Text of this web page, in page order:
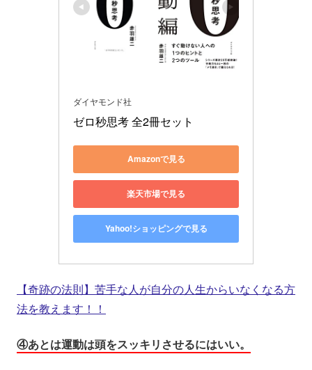
ダイヤモンド社
ゼロ秒思考 全2冊セット
Amazonで見る
楽天市場で見る
Yahoo!ショッピングで見る
【奇跡の法則】苦手な人が自分の人生からいなくなる方
法を教えます！！
④あとは運動は頭をスッキリさせるにはいい。